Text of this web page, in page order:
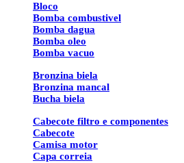
Bloco
Bomba combustivel
Bomba dagua
Bomba oleo
Bomba vacuo
Bronzina biela
Bronzina mancal
Bucha biela
Cabecote filtro e componentes
Cabecote
Camisa motor
Capa correia